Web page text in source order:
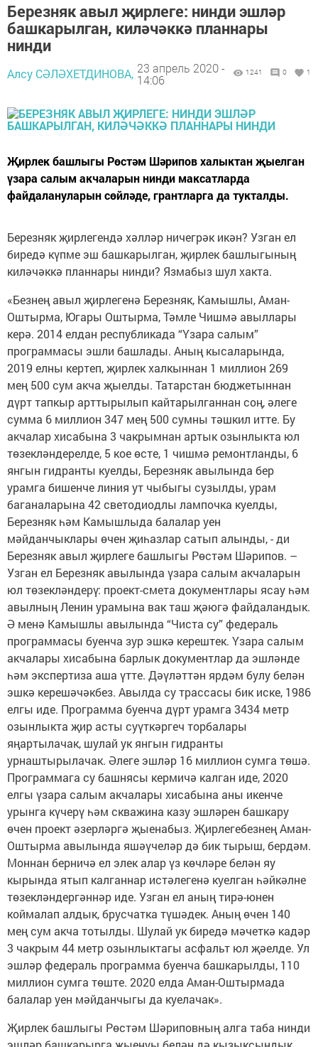
Березняк авыл җирлеге: нинди эшләр
башкарылган, киләчәккә планнары
нинди
Алсу СӘЛӘХЕТДИНОВА, 23 апрель 2020 -
14:06
1241 0 1
Җирлек башлыгы Рөстәм Шәрипов халыктан җыелган
үзара салым акчаларын нинди максатларда
файдалануларын сөйләде, грантларга да тукталды.
Березняк җирлегендә хәлләр ничегрәк икән? Узган ел
биредә күпме эш башкарылган, җирлек башлыгының
киләчәккә планнары нинди? Язмабыз шул хакта.
«Безнең авыл җирлегенә Березняк, Камышлы, Аман-
Оштырма, Югары Оштырма, Тәмле Чишмә авыллары
керә. 2014 елдан республикада “Үзара салым”
программасы эшли башлады. Аның кысаларында,
2019 елны кертеп, җирлек халкыннан 1 миллион 269
мең 500 сум акча җыелды. Татарстан бюджетыннан
дүрт тапкыр арттырылып кайтарылганнан соң, әлеге
сумма 6 миллион 347 мең 500 сумны тәшкил итте. Бу
акчалар хисабына 3 чакрымнан артык озынлыкта юл
төзекләндерелде, 5 кое өсте, 1 чишмә ремонтланды, 6
янгын гидранты куелды, Березняк авылында бер
урамга бишенче линия ут чыбыгы сузылды, урам
баганаларына 42 светодиодлы лампочка куелды,
Березняк һәм Камышлыда балалар уен
мәйданчыклары өчен җиһазлар сатып алынды, - ди
Березняк авыл җирлеге башлыгы Рөстәм Шәрипов. –
Узган ел Березняк авылында үзара салым акчаларын
юл төзекләндерү: проект-смета документлары ясау һәм
авылның Ленин урамына вак таш җәюгә файдаландык.
Ә менә Камышлы авылында “Чиста су” федераль
программасы буенча зур эшкә керештек. Үзара салым
акчалары хисабына барлык документлар да эшләнде
һәм экспертиза аша үтте. Дәүләттән ярдәм булу белән
эшкә керешәчәкбез. Авылда су трассасы бик иске, 1986
елгы иде. Программа буенча дүрт урамга 3434 метр
озынлыкта җир асты суүткәргеч торбалары
яңартылачак, шулай ук янгын гидранты
урнаштырылачак. Әлеге эшләр 16 миллион сумга төшә.
Программага су башнясы кермичә калган иде, 2020
елгы үзара салым акчалары хисабына аны икенче
урынга күчерү һәм скважина казу эшләрен башкару
өчен проект әзерләргә җыенабыз. Җирлегебезнең Аман-
Оштырма авылында яшәүчеләр дә бик тырыш, бердәм.
Моннан берничә ел элек алар үз көчләре белән яу
кырында ятып калганнар истәлегенә куелган һәйкәлне
төзекләндергәннәр иде. Узган ел аның тирә-юнен
коймалап алдык, брусчатка түшәдек. Аның өчен 140
мең сум акча тотылды. Шулай ук биредә мәчеткә кадәр
3 чакрым 44 метр озынлыктагы асфальт юл җәелде. Ул
эшләр федераль программа буенча башкарылды, 110
миллион сумга төште. 2020 елда Аман-Оштырмада
балалар уен мәйданчыгы да куелачак».
Җирлек башлыгы Рөстәм Шәриповның алга таба нинди